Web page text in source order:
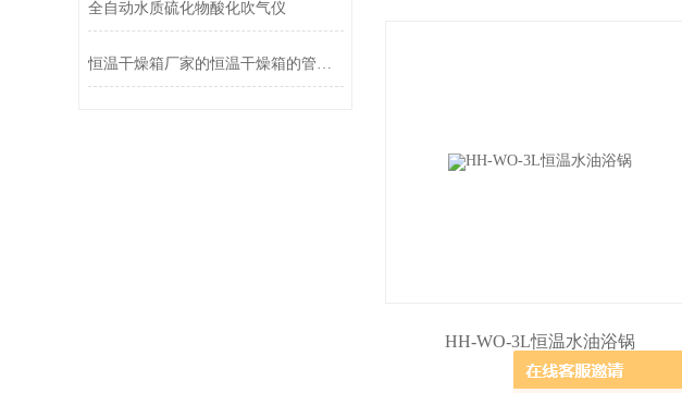
全自动水质硫化物酸化吹气仪
恒温干燥箱厂家的恒温干燥箱的管理要求
HH-WO-3L恒温水油浴锅
型号：